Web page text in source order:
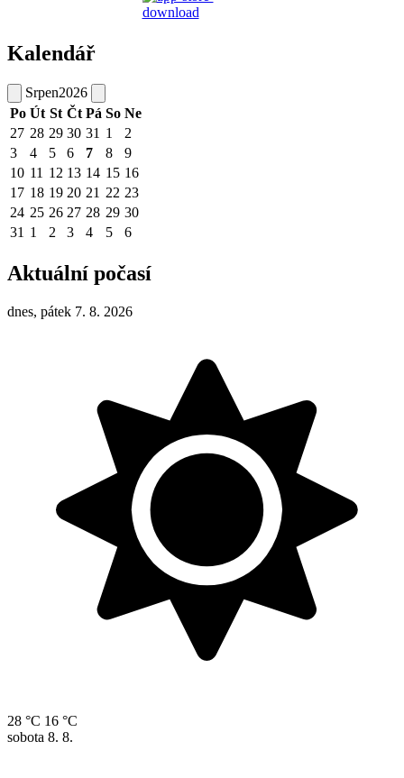
Kalendář
Srpen2026
Po Út St Čt Pá So Ne
27 28 29 30 31 1
2
3
4 5 6 7 8
9
10 11 12 13 14 15 16
17 18 19 20 21 22 23
24 25 26 27 28 29 30
31 1 2 3 4 5 6
Aktuální počasí
dnes, pátek 7. 8. 2026
28 °C 16 °C
sobota 8. 8.